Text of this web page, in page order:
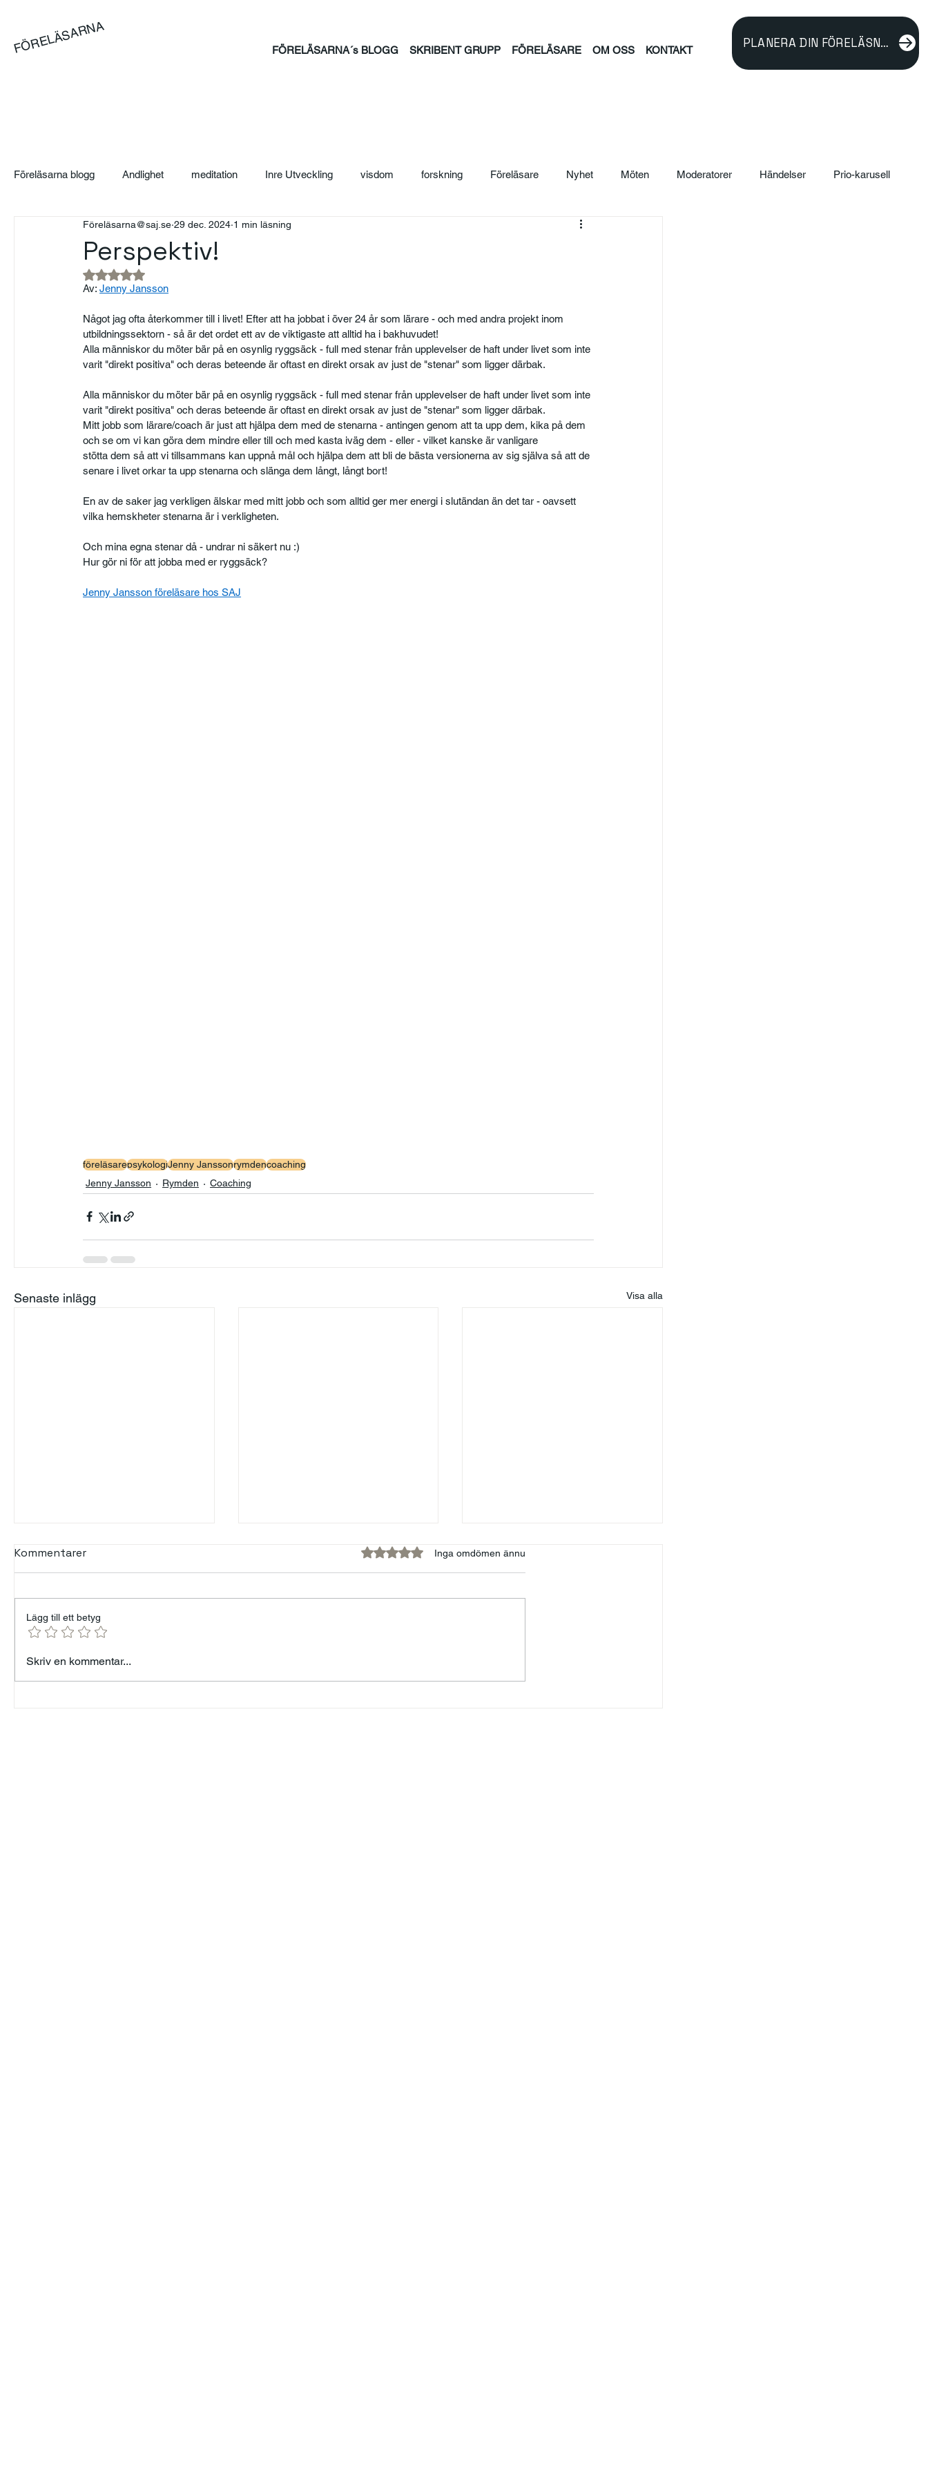
FÖRELÄSARNA FÖRELÄSARNA´s BLOGG SKRIBENT GRUPP FÖRELÄSARE OM OSS KONTAKT PLANERA DIN FÖRELÄSNING
Föreläsarna blogg Andlighet meditation Inre Utveckling visdom forskning Föreläsare Nyhet Möten Moderatorer Händelser Prio-karusell
Artikel Case Sales Bootcamp
SAJ Boka Föreläsare - Blogg
Perspektiv!
Föreläsarna@saj.se 29 dec. 2024 1 min läsning
Betygsatt till NaN av 5 stjärnor.
Av: Jenny Jansson
Något jag ofta återkommer till i livet! Efter att ha jobbat i över 24 år som lärare - och med andra projekt inom
utbildningssektorn - så är det ordet ett av de viktigaste att alltid ha i bakhuvudet!
Alla människor du möter bär på en osynlig ryggsäck - full med stenar från upplevelser de haft under livet som inte
varit "direkt positiva" och deras beteende är oftast en direkt orsak av just de "stenar" som ligger därbak.
Alla människor du möter bär på en osynlig ryggsäck - full med stenar från upplevelser de haft under livet som inte
varit "direkt positiva" och deras beteende är oftast en direkt orsak av just de "stenar" som ligger därbak.
Mitt jobb som lärare/coach är just att hjälpa dem med de stenarna - antingen genom att ta upp dem, kika på dem
och se om vi kan göra dem mindre eller till och med kasta iväg dem - eller - vilket kanske är vanligare
stötta dem så att vi tillsammans kan uppnå mål och hjälpa dem att bli de bästa versionerna av sig själva så att de
senare i livet orkar ta upp stenarna och slänga dem långt, långt bort!
En av de saker jag verkligen älskar med mitt jobb och som alltid ger mer energi i slutändan än det tar - oavsett
vilka hemskheter stenarna är i verkligheten.
Och mina egna stenar då - undrar ni säkert nu :)
Hur gör ni för att jobba med er ryggsäck?
Jenny Jansson föreläsare hos SAJ
föreläsarepsykologiJenny Janssonrymdencoaching
Jenny Jansson
Rymden Coaching
Senaste inlägg Visa alla
Min års resa — från 96 kg
Kommentarer Betygsatt till 0 av 5 stjärnor.
Inga omdömen ännu
Lägg till ett betyg
Skriv en kommentar...